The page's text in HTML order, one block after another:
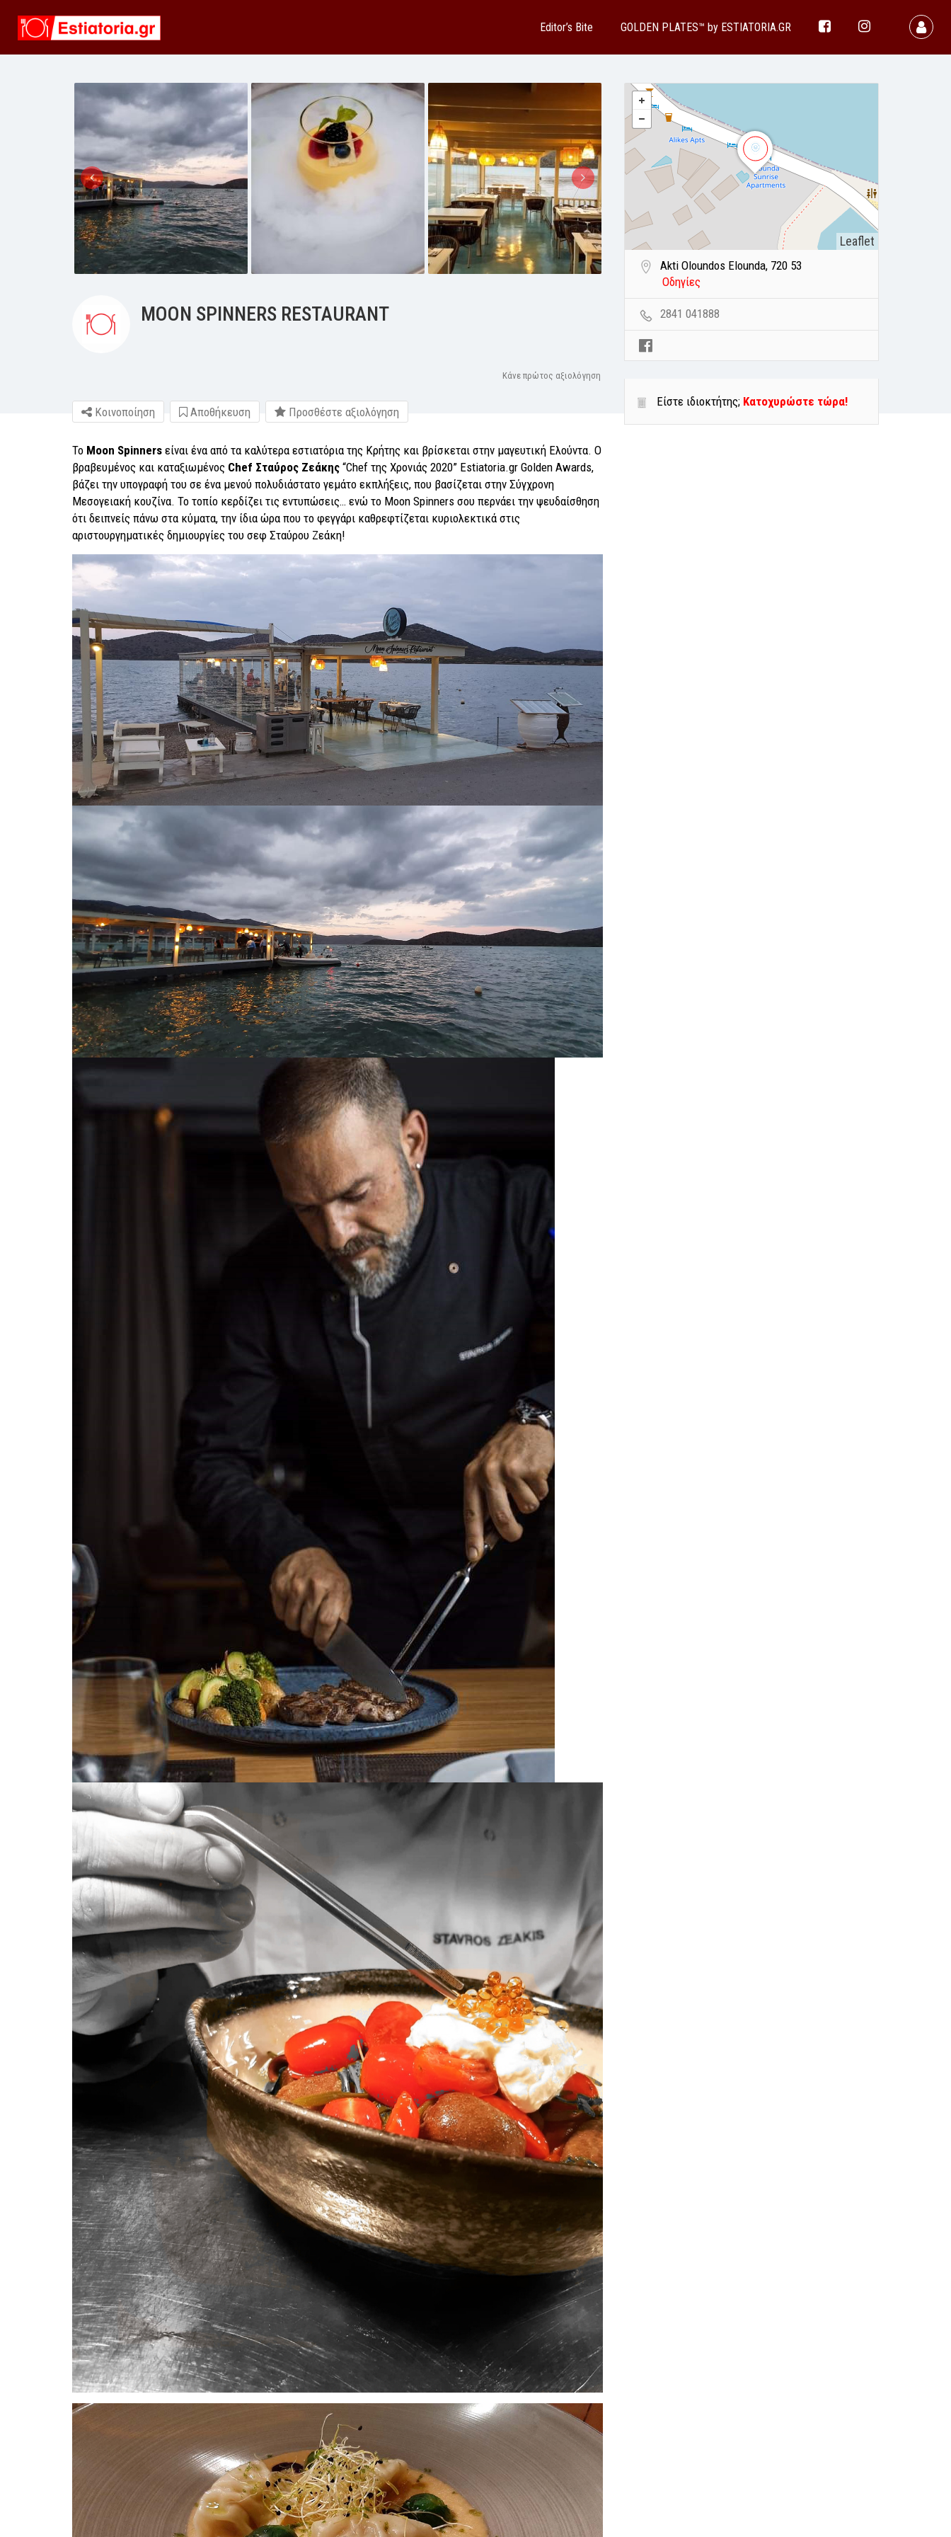
Editor’s Bite GOLDEN PLATES™ by ESTIATORIA.GR
MOON SPINNERS RESTAURANT
Κάνε πρώτος αξιολόγηση
Κοινοποίηση Αποθήκευση Προσθέστε αξιολόγηση
Το Moon Spinners είναι ένα από τα καλύτερα εστιατόρια της Κρήτης και βρίσκεται στην μαγευτική Ελούντα. Ο
βραβευμένος και καταξιωμένος Chef Σταύρος Ζεάκης “Chef της Χρονιάς 2020” Estiatoria.gr Golden Awards,
βάζει την υπογραφή του σε ένα μενού πολυδιάστατο γεμάτο εκπλήξεις, που βασίζεται στην Σύγχρονη
Μεσογειακή κουζίνα. Το τοπίο κερδίζει τις εντυπώσεις… ενώ το Moon Spinners σου περνάει την ψευδαίσθηση
ότι δειπνείς πάνω στα κύματα, την ίδια ώρα που το φεγγάρι καθρεφτίζεται κυριολεκτικά στις
αριστουργηματικές δημιουργίες του σεφ Σταύρου Ζεάκη!
Leaflet
Akti Oloundos Elounda, 720 53
Οδηγίες
2841 041888
Είστε ιδιοκτήτης; Κατοχυρώστε τώρα!